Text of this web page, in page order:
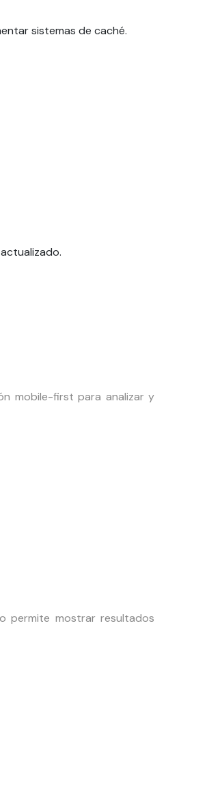
sistemas de caché.
mobile-first para analizar y
permite mostrar resultados